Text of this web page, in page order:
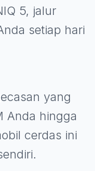
5, jalur
setiap hari
yang
Anda hingga
cerdas ini